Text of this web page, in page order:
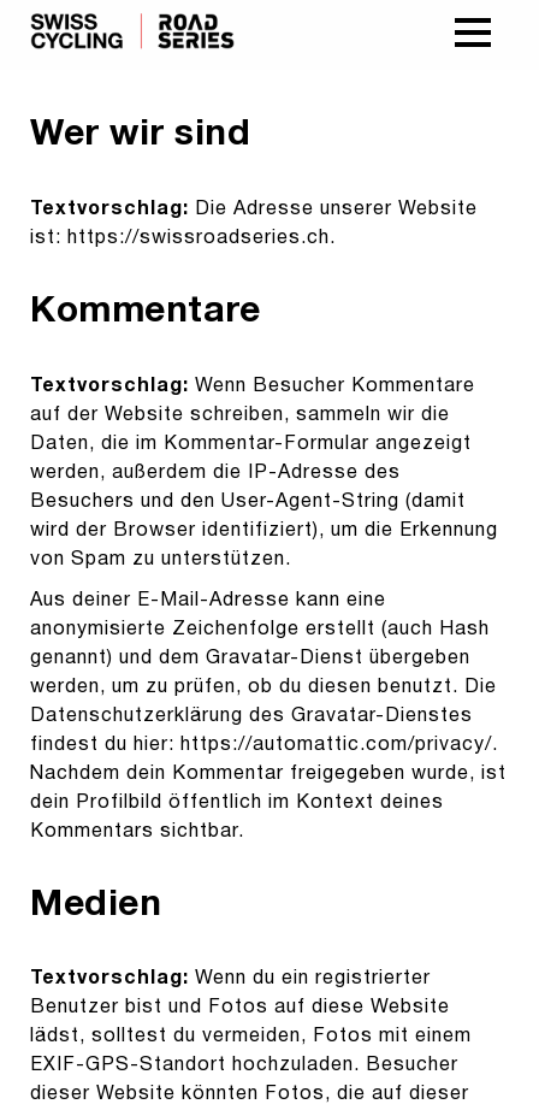
Wer wir sind
Textvorschlag:
Die Adresse unserer Website
ist: https://swissroadseries.ch.
Kommentare
Textvorschlag: Wenn Besucher Kommentare
auf der Website schreiben, sammeln wir die
Daten, die im Kommentar-Formular angezeigt
werden, außerdem die IP-Adresse des
Besuchers und den User-Agent-String (damit
wird der Browser identifiziert), um die Erkennung
von Spam zu unterstützen.
Aus deiner E-Mail-Adresse kann eine
anonymisierte Zeichenfolge erstellt (auch Hash
genannt) und dem Gravatar-Dienst übergeben
werden, um zu prüfen, ob du diesen benutzt. Die
Datenschutzerklärung des Gravatar-Dienstes
findest du hier: https://automattic.com/privacy/.
Nachdem dein Kommentar freigegeben wurde, ist
dein Profilbild öffentlich im Kontext deines
Kommentars sichtbar.
Medien
Textvorschlag: Wenn du ein registrierter
Benutzer bist und Fotos auf diese Website
lädst, solltest du vermeiden, Fotos mit einem
EXIF-GPS-Standort hochzuladen. Besucher
dieser Website könnten Fotos, die auf dieser